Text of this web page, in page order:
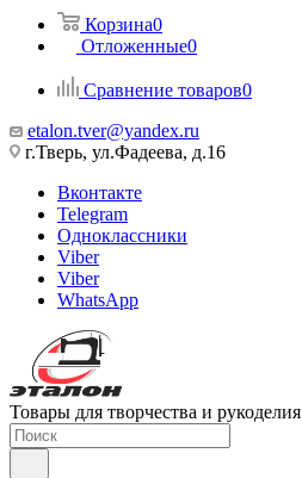
Корзина0
Отложенные0
Сравнение товаров0
etalon.tver@yandex.ru
г.Тверь, ул.Фадеева, д.16
Вконтакте
Telegram
Одноклассники
Viber
Viber
WhatsApp
Товары для творчества и рукоделия